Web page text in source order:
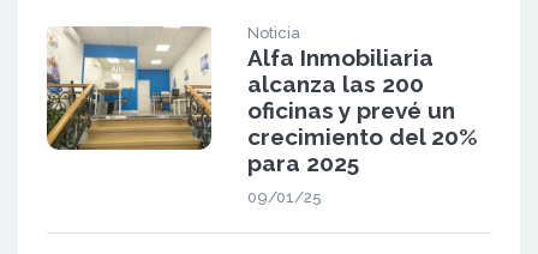
Noticia
Alfa Inmobiliaria
alcanza las 200
oficinas y prevé un
crecimiento del 20%
para 2025
09/01/25